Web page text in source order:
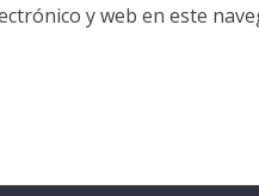
y web en este